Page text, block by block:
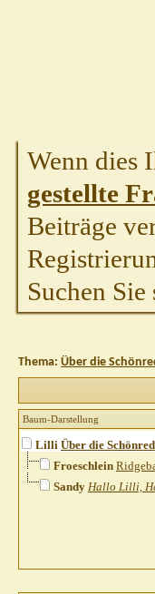
Wenn dies
gestellte
Beiträge
Suchen
Thema: Über die
Baum-Darstellung
Lilli Über die
Froeschlein
Sandy Hallo Lilli,